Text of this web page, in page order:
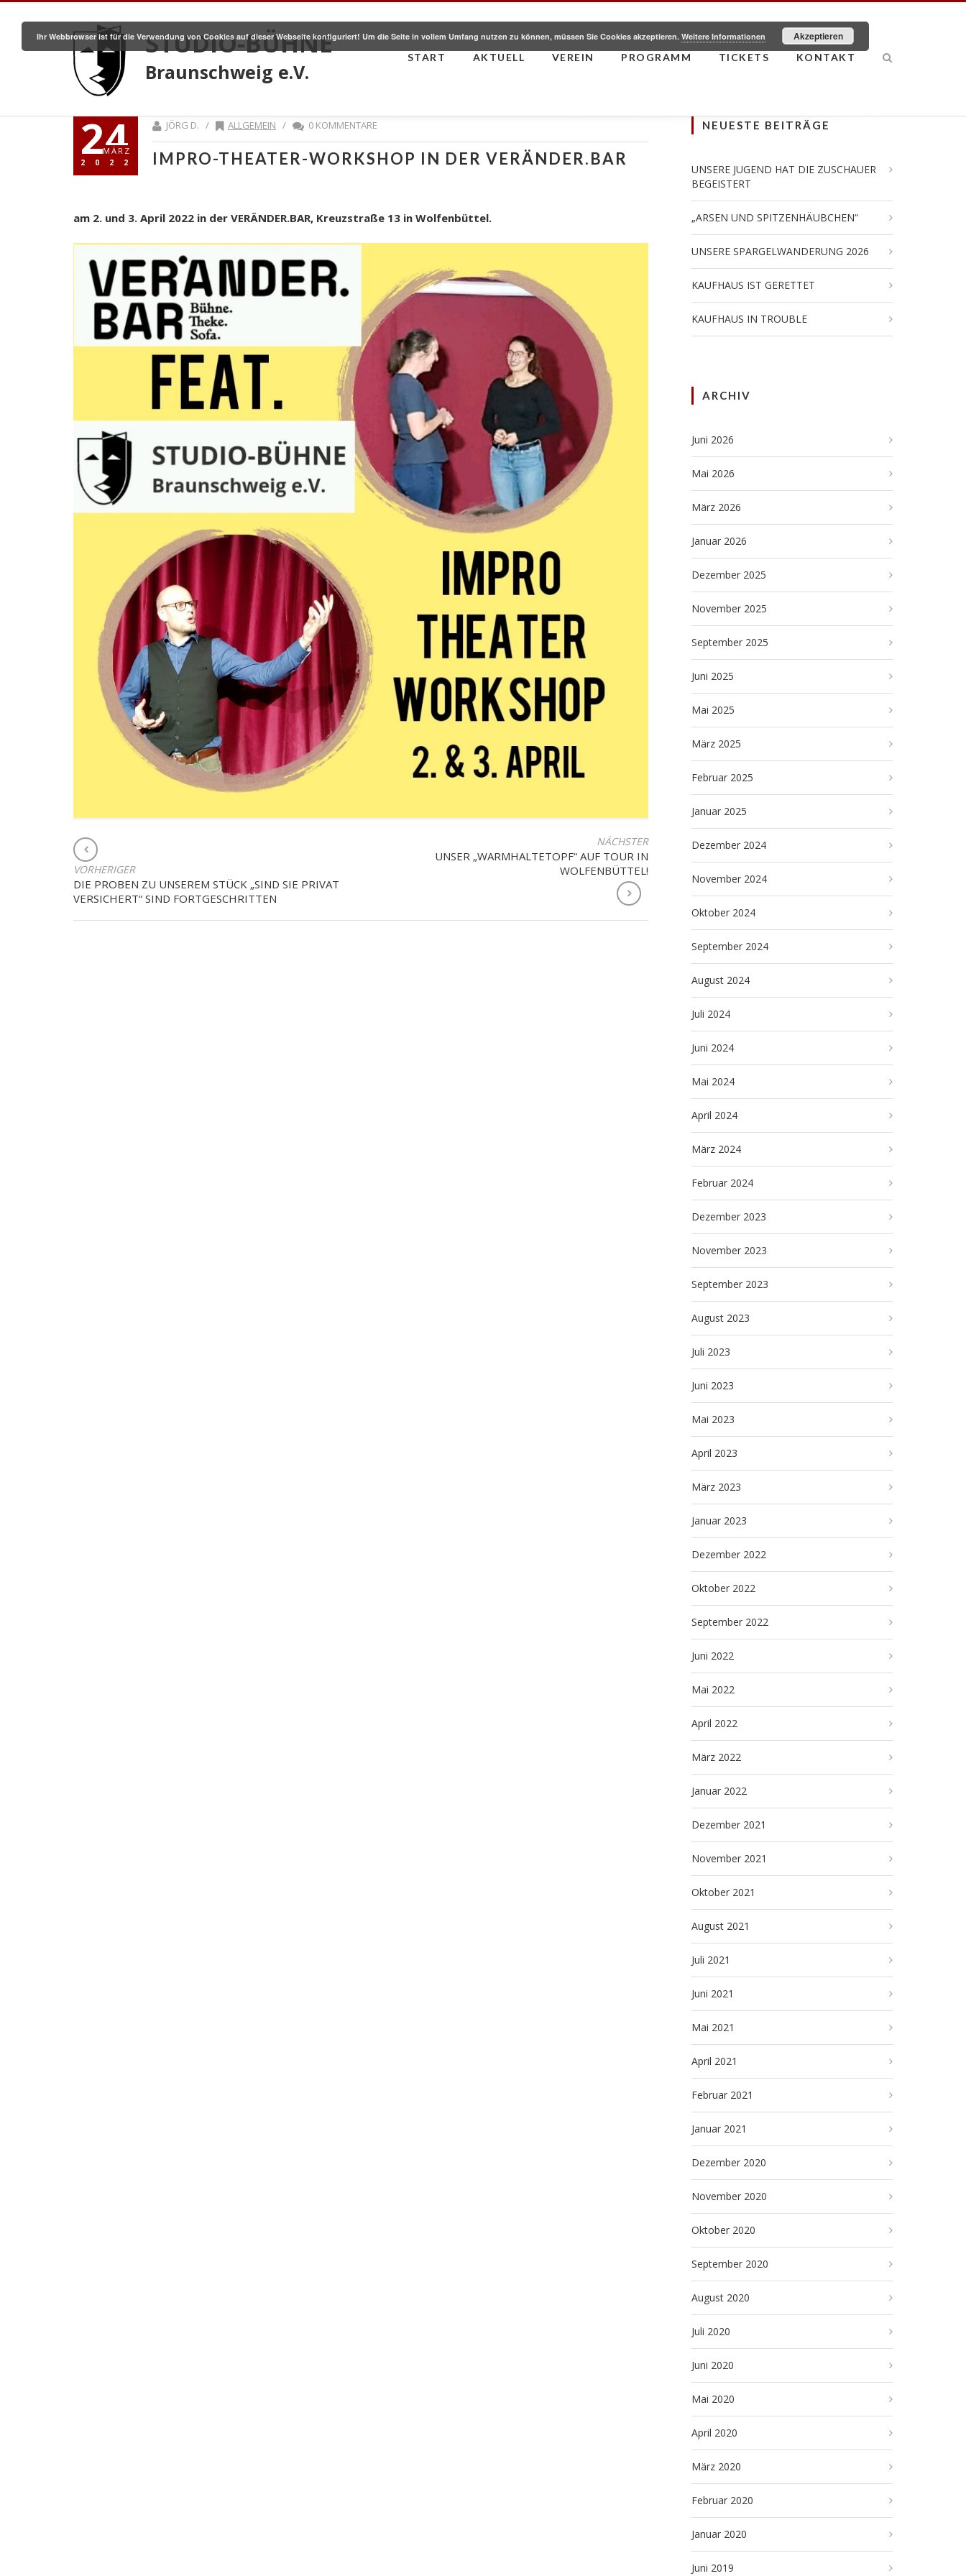
STUDIO-BÜHNE
Braunschweig e.V.
START AKTUELL VEREIN PROGRAMM TICKETS KONTAKT
24
MÄRZ
2022
JÖRG D. / ALLGEMEIN / 0 KOMMENTARE
IMPRO-THEATER-WORKSHOP IN DER VERÄNDER.BAR
am 2. und 3. April 2022 in der VERÄNDER.BAR, Kreuzstraße 13 in Wolfenbüttel.
BEITRAGSNAVIGATION
VORHERIGER
DIE PROBEN ZU UNSEREM STÜCK „SIND SIE PRIVAT
VERSICHERT“ SIND FORTGESCHRITTEN
NÄCHSTER
UNSER „WARMHALTETOPF“ AUF TOUR IN
WOLFENBÜTTEL!
NEUESTE BEITRÄGE
UNSERE JUGEND HAT DIE ZUSCHAUER
BEGEISTERT
„ARSEN UND SPITZENHÄUBCHEN“
UNSERE SPARGELWANDERUNG 2026
KAUFHAUS IST GERETTET
KAUFHAUS IN TROUBLE
ARCHIV
Juni 2026
Mai 2026
März 2026
Januar 2026
Dezember 2025
November 2025
September 2025
Juni 2025
Mai 2025
März 2025
Februar 2025
Januar 2025
Dezember 2024
November 2024
Oktober 2024
September 2024
August 2024
Juli 2024
Juni 2024
Mai 2024
April 2024
März 2024
Februar 2024
Dezember 2023
November 2023
September 2023
August 2023
Juli 2023
Juni 2023
Mai 2023
April 2023
März 2023
Januar 2023
Dezember 2022
Oktober 2022
September 2022
Juni 2022
Mai 2022
April 2022
März 2022
Januar 2022
Dezember 2021
November 2021
Oktober 2021
August 2021
Juli 2021
Juni 2021
Mai 2021
April 2021
Februar 2021
Januar 2021
Dezember 2020
November 2020
Oktober 2020
September 2020
August 2020
Juli 2020
Juni 2020
Mai 2020
April 2020
März 2020
Februar 2020
Januar 2020
Juni 2019
Ihr Webbrowser ist für die Verwendung von Cookies auf dieser Webseite konfiguriert! Um die Seite in vollem Umfang nutzen zu können, müssen Sie Cookies akzeptieren. Weitere Informationen Akzeptieren